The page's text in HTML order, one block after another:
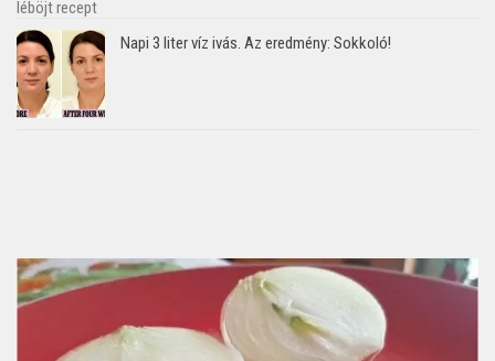
Napi 3 liter víz ivás. Az eredmény: Sokkoló!